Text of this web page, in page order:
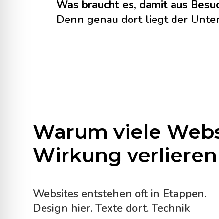
Was braucht es, damit aus
Denn genau dort liegt der
Warum viele
Wirkung verlieren
Websites entstehen oft in Etappen.
Design hier. Texte dort. Technik